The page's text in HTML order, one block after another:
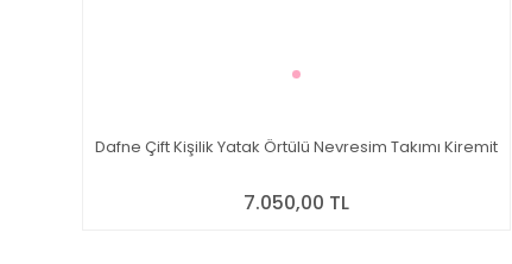
Dafne Çift Kişilik Yatak Örtülü Nevresim Takımı Kiremit
7.050,00 TL